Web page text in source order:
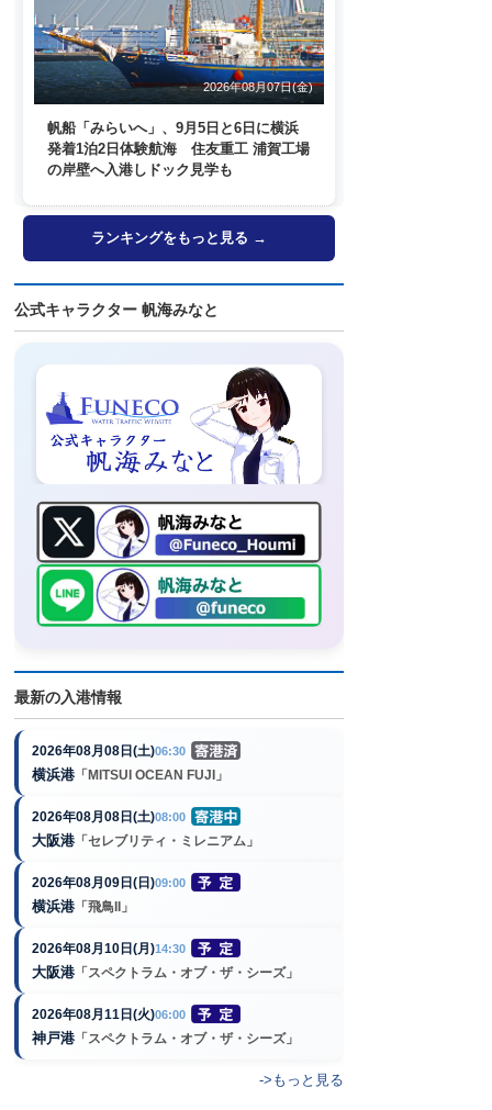
2026年08月07日(金)
帆船「みらいへ」、9月5日と6日に横浜
発着1泊2日体験航海 住友重工 浦賀工場
の岸壁へ入港しドック見学も
ランキングをもっと見る →
公式キャラクター 帆海みなと
最新の入港情報
2026年08月08日(土)06:30
横浜港 「MITSUI OCEAN FUJI」
2026年08月08日(土)08:00
大阪港 「セレブリティ・ミレニアム」
2026年08月09日(日)09:00
横浜港 「飛鳥II」
2026年08月10日(月)14:30
大阪港 「スペクトラム・オブ・ザ・シーズ」
2026年08月11日(火)06:00
神戸港 「スペクトラム・オブ・ザ・シーズ」
->もっと見る